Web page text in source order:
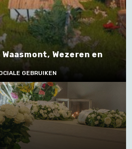
Wezeren en
GEBRUIKEN